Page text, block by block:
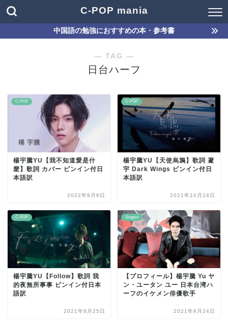
C-POP mania
中国語の勉強におすすめの本・参考書
― TAG ―
日台ハーフ
C-POP
楊宇騰YU【我不知道愛是什
麼】歌詞 カバー ピンイン付日
本語訳
2022年9月8日
C-POP
楊宇騰YU【天使烏鴉】歌詞 邃
宇 Dark Wings ピンイン付日
本語訳
2021年10月24日
C-POP
楊宇騰YU【Follow】歌詞 我
的夜無所事事 ピンイン付日本
語訳
2021年8月25日
Singers
【プロフィール】楊宇騰 Yu ヤ
ン・ユータン ユー 日本台湾ハ
ーフのイケメン俳優歌手
2021年8月24日